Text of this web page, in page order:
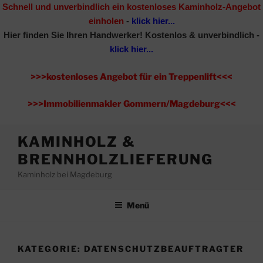
Schnell und unverbindlich ein kostenloses Kaminholz-Angebot
einholen -klick hier...
Hier finden Sie Ihren Handwerker! Kostenlos & unverbindlich -
klick hier...
>>>kostenloses Angebot für ein Treppenlift<<<
>>>Immobilienmakler Gommern/Magdeburg<<<
Inhalt
springen
KAMINHOLZ &
BRENNHOLZLIEFERUNG
Kaminholz bei Magdeburg
Menü
KATEGORIE: DATENSCHUTZBEAUFTRAGTER